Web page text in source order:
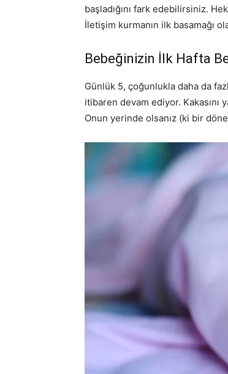
başladığını fark edebilirsiniz.
İletişim kurmanın ilk basamağı
Bebeğinizin İlk Hafta
Günlük 5, çoğunlukla daha da
itibaren devam ediyor. Kakasını
Onun yerinde olsanız (ki bir